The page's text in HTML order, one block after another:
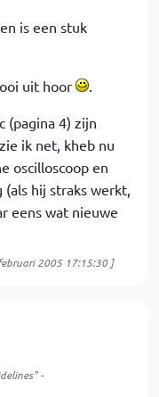
is een stuk
uit hoor .
(pagina 4) zijn
ik net, kheb nu
oscilloscoop en
hij straks werkt,
eens wat nieuwe
2005 17:15:30]
-